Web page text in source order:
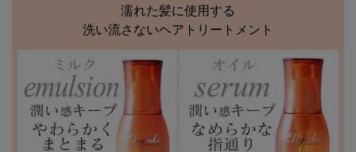
濡れた髪に使用する
洗い流さないヘアトリートメント